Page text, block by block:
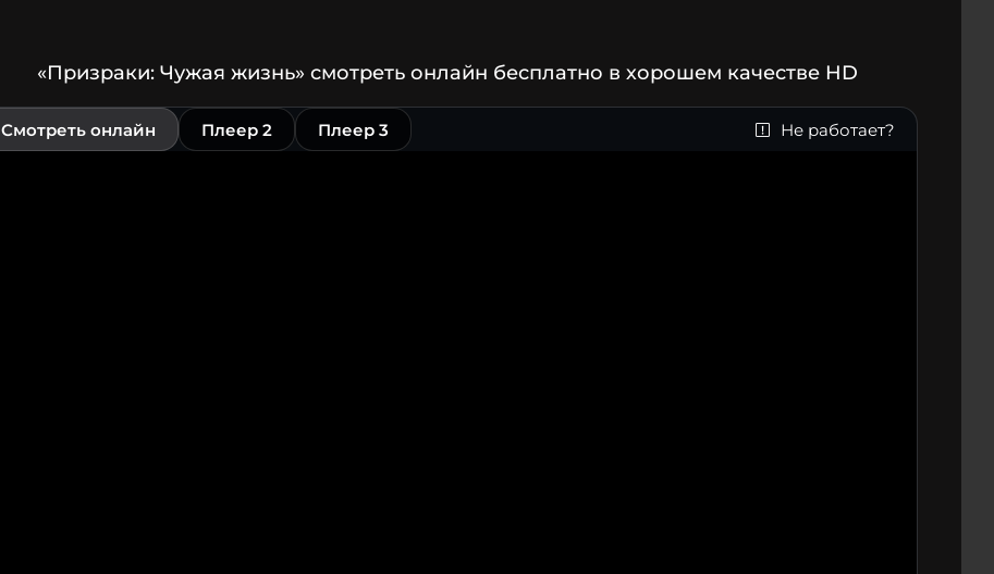
«Призраки: Чужая жизнь» смотреть онлайн бесплатно в хорошем качестве HD
Смотреть онлайн Плеер 2 Плеер 3 Не работает?